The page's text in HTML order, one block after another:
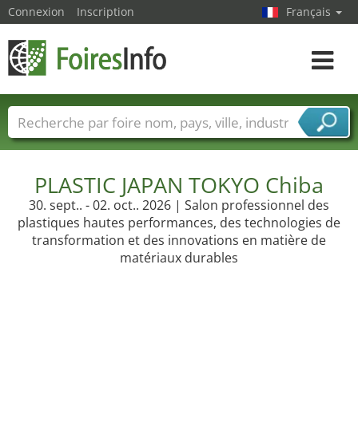
PLASTIC JAPAN TOKYO Chiba
30. sept.. - 02. oct.. 2026 | Salon professionnel des
plastiques hautes performances, des technologies de
transformation et des innovations en matière de
matériaux durables
Connexion Inscription Français
Toggle
Foire noms Pays Villes
Secteurs de foire